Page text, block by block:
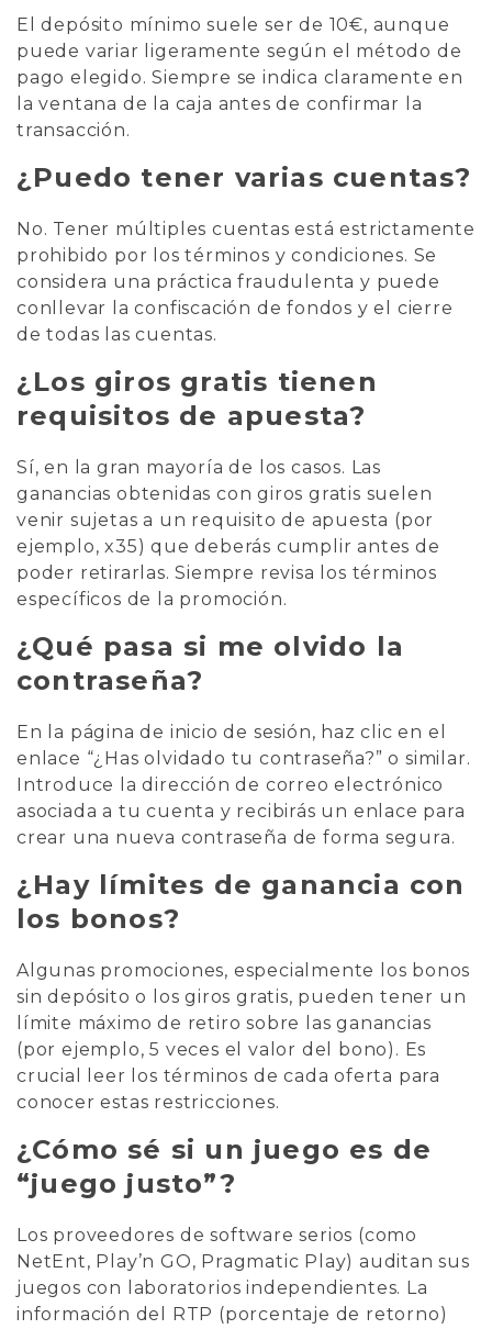
El depósito mínimo suele ser de 10€, aunque
puede variar ligeramente según el método de
pago elegido. Siempre se indica claramente en
la ventana de la caja antes de confirmar la
transacción.
¿Puedo tener varias cuentas?
No. Tener múltiples cuentas está estrictamente
prohibido por los términos y condiciones. Se
considera una práctica fraudulenta y puede
conllevar la confiscación de fondos y el cierre
de todas las cuentas.
¿Los giros gratis tienen
requisitos de apuesta?
Sí, en la gran mayoría de los casos. Las
ganancias obtenidas con giros gratis suelen
venir sujetas a un requisito de apuesta (por
ejemplo, x35) que deberás cumplir antes de
poder retirarlas. Siempre revisa los términos
específicos de la promoción.
¿Qué pasa si me olvido la
contraseña?
En la página de inicio de sesión, haz clic en el
enlace “¿Has olvidado tu contraseña?” o similar.
Introduce la dirección de correo electrónico
asociada a tu cuenta y recibirás un enlace para
crear una nueva contraseña de forma segura.
¿Hay límites de ganancia con
los bonos?
Algunas promociones, especialmente los bonos
sin depósito o los giros gratis, pueden tener un
límite máximo de retiro sobre las ganancias
(por ejemplo, 5 veces el valor del bono). Es
crucial leer los términos de cada oferta para
conocer estas restricciones.
¿Cómo sé si un juego es de
“juego justo”?
Los proveedores de software serios (como
NetEnt, Play’n GO, Pragmatic Play) auditan sus
juegos con laboratorios independientes. La
información del RTP (porcentaje de retorno)